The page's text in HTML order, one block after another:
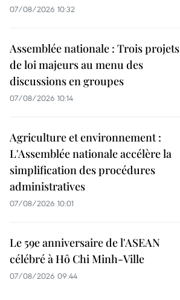
07/08/2026 10:32
Assemblée nationale : Trois projets
de loi majeurs au menu des
discussions en groupes
07/08/2026 10:14
Agriculture et environnement :
L'Assemblée nationale accélère la
simplification des procédures
administratives
07/08/2026 10:01
Le 59e anniversaire de l'ASEAN
célébré à Hô Chi Minh-Ville
07/08/2026 09:44